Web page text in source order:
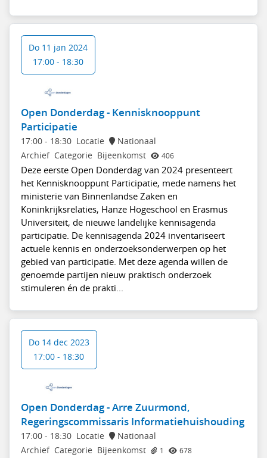
Open Donderdag - Kennisknooppunt
Participatie
17:00- 18:30 Locatie
Nationaal
Archief Categorie Bijeenkomst 406
Deze eerste Open Donderdag van 2024 presenteert
het Kennisknooppunt Participatie, mede namens het
ministerie van Binnenlandse Zaken en
Koninkrijksrelaties, Hanze Hogeschool en Erasmus
Universiteit, de nieuwe landelijke kennisagenda
participatie. De kennisagenda 2024 inventariseert
actuele kennis en onderzoeksonderwerpen op het
gebied van participatie. Met deze agenda willen de
genoemde partijen nieuw praktisch onderzoek
stimuleren én de prakti...
Do 11 jan 2024
17:00 - 18:30
Open Donderdag - Arre Zuurmond,
Regeringscommissaris Informatiehuishouding
17:00- 18:30 Locatie
Nationaal
Archief Categorie Bijeenkomst 1 678
Do 14 dec 2023
17:00 - 18:30